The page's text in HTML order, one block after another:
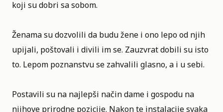
koji su dobri sa sobom.
Ženama su dozvolili da budu žene i ono lepo od njih
upijali, poštovali i divili im se. Zauzvrat dobili su isto
to. Lepom poznanstvu se zahvalili glasno, a i u sebi.
Postavili su na najlepši način dame i gospodu na
njihove prirodne pozicije. Nakon te instalacije svaka